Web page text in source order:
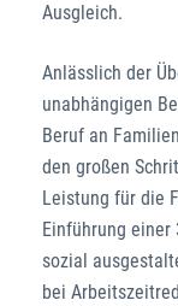
Ausgleich.
Anlässlich der
unabhängigen
Beruf an
den großen
Leistung für die
Einführung
sozial
bei